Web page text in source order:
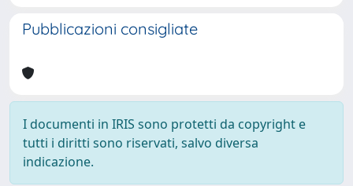
Pubblicazioni consigliate
I documenti in IRIS sono protetti da copyright e
tutti i diritti sono riservati, salvo diversa
indicazione.